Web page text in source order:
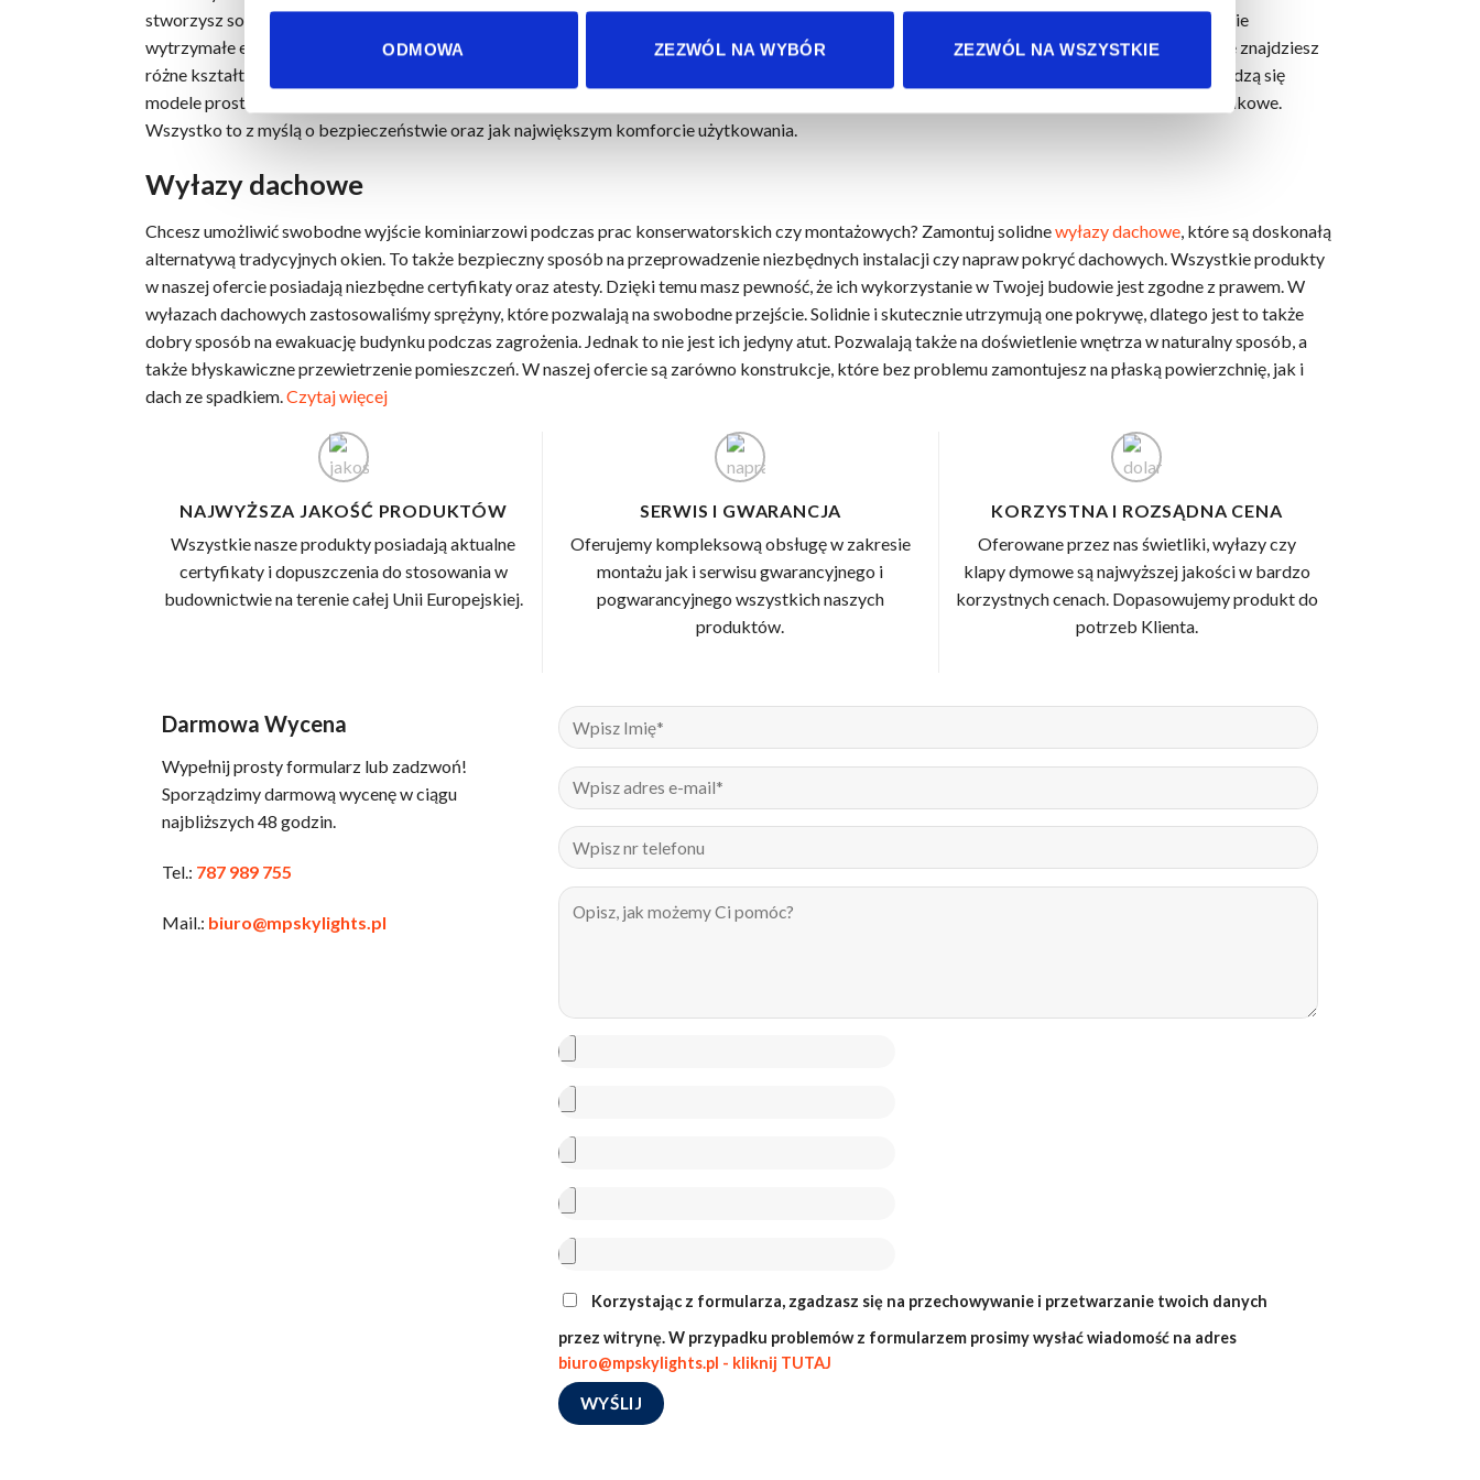
ODMOWA ZEZWÓL NA WYBÓR ZEZWÓL NA WSZYSTKIE
stworzysz solidny system oddymiania. Skutecznie odprowadzają dym oraz ciepło podczas pożaru. Do ich wykonania wykorzystujemy maksymalnie
wytrzymałe elementy, np. siłowniki elektryczne lub pneumatyczne, które możesz dopasować do typu obiektu. W dodatku w naszym asortymencie znajdziesz
różne kształty klap dachowych. Jeśli masz do dyspozycji mniej miejsca, postaw na kwadratowe konstrukcje. Z kolei w większej przestrzeni sprawdzą się
modele prostokątne. Bez problemu możemy wyposażyć konstrukcje w dodatkowe akcesoria, takie jak owiewki aerodynamiczne czy dysze kierunkowe.
Wszystko to z myślą o bezpieczeństwie oraz jak największym komforcie użytkowania.
Wyłazy dachowe
Chcesz umożliwić swobodne wyjście kominiarzowi podczas prac konserwatorskich czy montażowych? Zamontuj solidnewyłazy dachowe , które są doskonałą
alternatywą tradycyjnych okien. To także bezpieczny sposób na przeprowadzenie niezbędnych instalacji czy napraw pokryć dachowych. Wszystkie produkty
w naszej ofercie posiadają niezbędne certyfikaty oraz atesty. Dzięki temu masz pewność, że ich wykorzystanie w Twojej budowie jest zgodne z prawem. W
wyłazach dachowych zastosowaliśmy sprężyny, które pozwalają na swobodne przejście. Solidnie i skutecznie utrzymują one pokrywę, dlatego jest to także
dobry sposób na ewakuację budynku podczas zagrożenia. Jednak to nie jest ich jedyny atut. Pozwalają także na doświetlenie wnętrza w naturalny sposób, a
także błyskawiczne przewietrzenie pomieszczeń. W naszej ofercie są zarówno konstrukcje, które bez problemu zamontujesz na płaską powierzchnię, jak i
dach ze spadkiem. Czytaj więcej
NAJWYŻSZA JAKOŚĆ PRODUKTÓW
Wszystkie nasze produkty posiadają aktualne
certyfikaty i dopuszczenia do stosowania w
budownictwie na terenie całej Unii Europejskiej.
SERWIS I GWARANCJA
Oferujemy kompleksową obsługę w zakresie
montażu jak i serwisu gwarancyjnego i
pogwarancyjnego wszystkich naszych
produktów.
KORZYSTNA I ROZSĄDNA CENA
Oferowane przez nas świetliki, wyłazy czy
klapy dymowe są najwyższej jakości w bardzo
korzystnych cenach. Dopasowujemy produkt do
potrzeb Klienta.
Darmowa Wycena
Wypełnij prosty formularz lub zadzwoń!
Sporządzimy darmową wycenę w ciągu
najbliższych 48 godzin.
Tel.: 787 989 755
Mail.: biuro@mpskylights.pl
Korzystając z formularza, zgadzasz się na przechowywanie i przetwarzanie twoich danych
przez witrynę. W przypadku problemów z formularzem prosimy wysłać wiadomość na adres
biuro@mpskylights.pl - kliknij TUTAJ